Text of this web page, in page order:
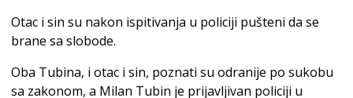
Otac i sin su nakon ispitivanja u policiji pušteni da se
brane sa slobode.
Oba Tubina, i otac i sin, poznati su odranije po sukobu
sa zakonom, a Milan Tubin je prijavljivan policiji u